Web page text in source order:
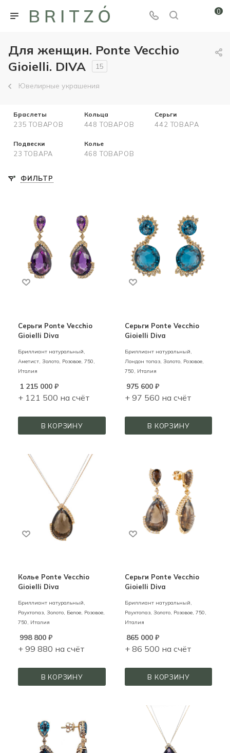
0
Для женщин. Ponte Vecchio
Gioielli. DIVA
15
Ювелирные украшения
Браслеты
235 ТОВАРОВ
Кольца
448 ТОВАРОВ
Серьги
442 ТОВАРА
Подвески
23 ТОВАРА
Колье
468 ТОВАРОВ
ФИЛЬТР
Серьги Ponte Vecchio
Gioielli Diva
Бриллиант натуральный,
Аметист, Золото, Розовое, 750,
Италия
1 215 000 ₽
+ 121 500 на счёт
В КОРЗИНУ
Серьги Ponte Vecchio
Gioielli Diva
Бриллиант натуральный,
Лондон топаз, Золото, Розовое,
750,
Италия
975 600₽
+ 97 560 на счёт
В КОРЗИНУ
Колье Ponte Vecchio
Gioielli Diva
Бриллиант натуральный,
Раухтопаз, Золото, Белое, Розовое,
750, Италия
998 800 ₽
+ 99 880 на счёт
В КОРЗИНУ
Серьги Ponte Vecchio
Gioielli Diva
Бриллиант натуральный,
Раухтопаз, Золото, Розовое, 750,
Италия
865 000₽
+ 86 500 на счёт
В КОРЗИНУ